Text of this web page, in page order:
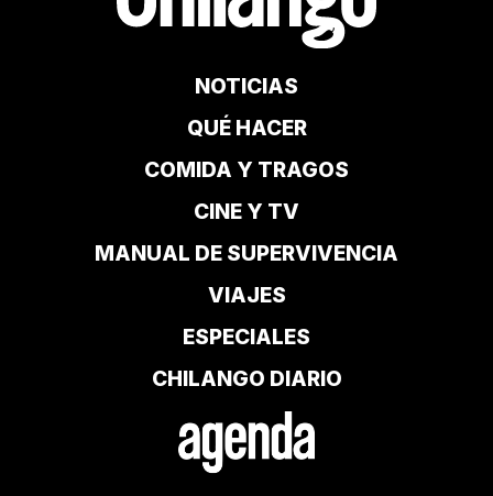
NOTICIAS
QUÉ HACER
COMIDA Y TRAGOS
CINE Y TV
MANUAL DE SUPERVIVENCIA
VIAJES
ESPECIALES
CHILANGO DIARIO